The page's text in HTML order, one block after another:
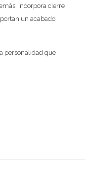
incorpora cierre
un acabado
personalidad que